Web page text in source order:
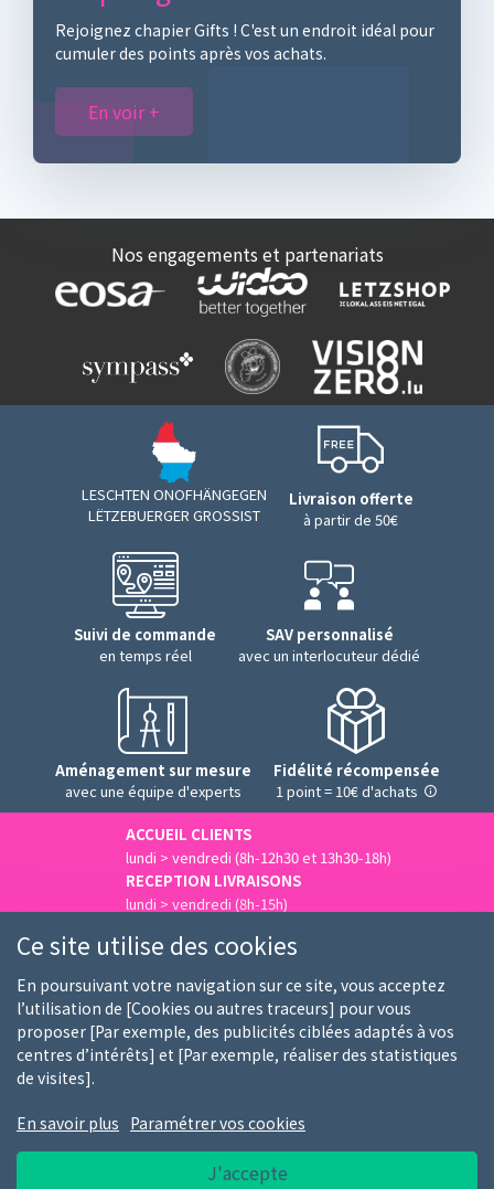
Rejoignez chapier Gifts ! C'est un endroit idéal pour
cumuler des points après vos achats.
En voir +
Nos engagements et partenariats
LESCHTEN ONOFHÄNGEGEN
LËTZEBUERGER GROSSIST
Livraison offerte
à partir de 50€
Suivi de commande
en temps réel
SAV personnalisé
avec un interlocuteur dédié
Aménagement sur mesure
avec une équipe d'experts
Fidélité récompensée
1 point = 10€ d'achats
ACCUEIL CLIENTS
lundi > vendredi (8h-12h30 et 13h30-18h)
RECEPTION LIVRAISONS
lundi > vendredi (8h-15h)
Nous contacter
Qui sommes-nous Nos clients
Nos marques
Conditions générales d'utilisation
Report de bug
Ce site utilise des cookies
En poursuivant votre navigation sur ce site, vous acceptez
l’utilisation de [Cookies ou autres traceurs] pour vous
proposer [Par exemple, des publicités ciblées adaptés à vos
centres d’intérêts] et [Par exemple, réaliser des statistiques
de visites].
En savoir plus Paramétrer vos cookies
J'accepte